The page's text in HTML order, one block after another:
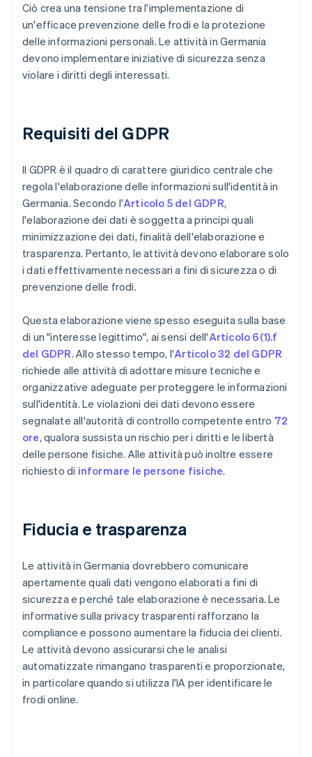
Ciò crea una tensione tra l'implementazione di
un'efficace prevenzione delle frodi e la protezione
delle informazioni personali. Le attività in Germania
devono implementare iniziative di sicurezza senza
violare i diritti degli interessati.
Requisiti del GDPR
Il GDPR è il quadro di carattere giuridico centrale che
regola l'elaborazione delle informazioni sull'identità in
Germania. Secondo l'Articolo 5 del GDPR,
l'elaborazione dei dati è soggetta a principi quali
minimizzazione dei dati, finalità dell'elaborazione e
trasparenza. Pertanto, le attività devono elaborare solo
i dati effettivamente necessari a fini di sicurezza o di
prevenzione delle frodi.
Questa elaborazione viene spesso eseguita sulla base
di un "interesse legittimo", ai sensi dell'Articolo 6(1).f
del GDPR. Allo stesso tempo, l'Articolo 32 del GDPR
richiede alle attività di adottare misure tecniche e
organizzative adeguate per proteggere le informazioni
sull'identità. Le violazioni dei dati devono essere
segnalate all'autorità di controllo competente entro 72
ore, qualora sussista un rischio per i diritti e le libertà
delle persone fisiche. Alle attività può inoltre essere
richiesto di informare le persone fisiche.
Fiducia e trasparenza
Le attività in Germania dovrebbero comunicare
apertamente quali dati vengono elaborati a fini di
sicurezza e perché tale elaborazione è necessaria. Le
informative sulla privacy trasparenti rafforzano la
compliance e possono aumentare la fiducia dei clienti.
Le attività devono assicurarsi che le analisi
automatizzate rimangano trasparenti e proporzionate,
in particolare quando si utilizza l'IA per identificare le
frodi online.